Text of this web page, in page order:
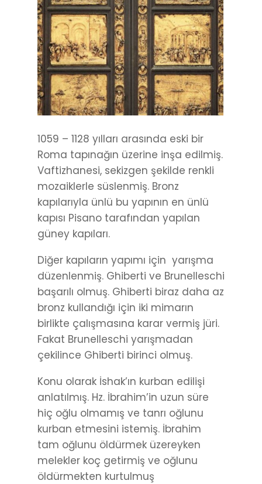
1059 – 1128 yılları arasında eski bir
Roma tapınağın üzerine inşa edilmiş.
Vaftizhanesi, sekizgen şekilde renkli
mozaiklerle süslenmiş. Bronz
kapılarıyla ünlü bu yapının en ünlü
kapısı Pisano tarafından yapılan
güney kapıları.
Diğer kapıların yapımı için yarışma
düzenlenmiş. Ghiberti ve Brunelleschi
başarılı olmuş. Ghiberti biraz daha az
bronz kullandığı için iki mimarın
birlikte çalışmasına karar vermiş jüri.
Fakat Brunelleschi yarışmadan
çekilince Ghiberti birinci olmuş.
Konu olarak İshak’ın kurban edilişi
anlatılmış. Hz. İbrahim’in uzun süre
hiç oğlu olmamış ve tanrı oğlunu
kurban etmesini istemiş. İbrahim
tam oğlunu öldürmek üzereyken
melekler koç getirmiş ve oğlunu
öldürmekten kurtulmuş